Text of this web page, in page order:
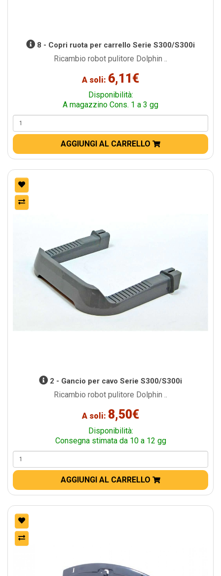
8 - Copri ruota per carrello Serie S300/S300i
Ricambio robot pulitore Dolphin ..
A soli: 6,11€
Disponibilità:
A magazzino Cons. 1 a 3 gg
AGGIUNGI AL CARRELLO
2 - Gancio per cavo Serie S300/S300i
Ricambio robot pulitore Dolphin ..
A soli: 8,50€
Disponibilità:
Consegna stimata da 10 a 12 gg
AGGIUNGI AL CARRELLO